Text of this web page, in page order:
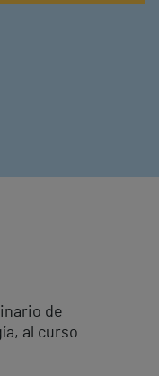
de
al curso